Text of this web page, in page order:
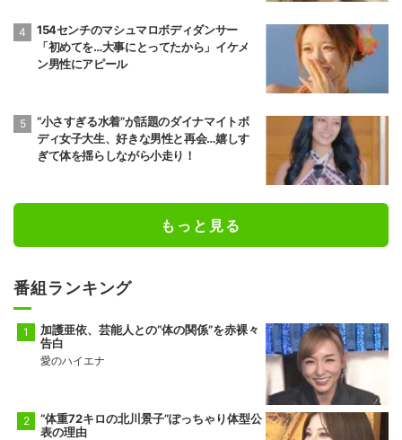
154センチのマシュマロボディダンサー
「初めてを…大事にとってたから」イケメ
ン男性にアピール
“小さすぎる水着”が話題のダイナマイトボ
ディ女子大生、好きな男性と再会…嬉しす
ぎて体を揺らしながら小走り！
もっと見る
番組ランキング
加護亜依、芸能人との“体の関係”を赤裸々
告白
愛のハイエナ
“体重72キロの北川景子”ぽっちゃり体型公
表の理由